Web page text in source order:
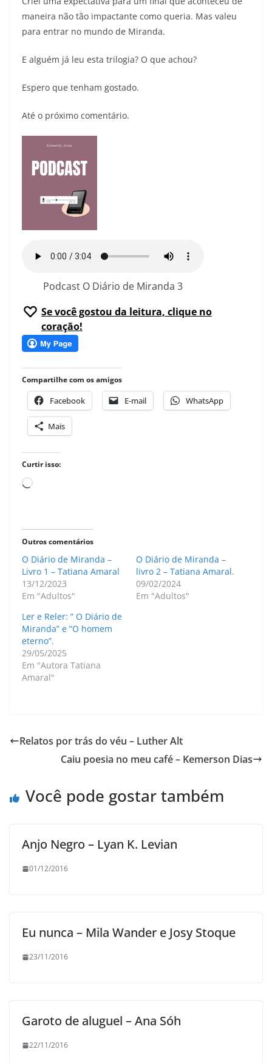
maneira não tão impactante como queria. Mas valeu
para entrar no mundo de Miranda.
E alguém já leu esta trilogia? O que achou?
Espero que tenham gostado.
Até o próximo comentário.
Podcast O Diário de Miranda 3
Se você gostou da leitura, clique no
coração!
Compartilhe com os amigos
Facebook E-mail WhatsApp
Mais
Curtir isso:
Carregando...
Outros comentários
O Diário de Miranda –
Livro 1 – Tatiana Amaral
13/12/2023
Em "Adultos"
O Diário de Miranda –
livro 2 – Tatiana Amaral.
09/02/2024
Em "Adultos"
Ler e Reler: ” O Diário de
Miranda” e “O homem
eterno”.
29/05/2025
Em "Autora Tatiana
Amaral"
Relatos por trás do véu – Luther Alt
Caiu poesia no meu café – Kemerson Dias
Você pode gostar também
Anjo Negro – Lyan K. Levian
01/12/2016
Eu nunca – Mila Wander e Josy Stoque
23/11/2016
Garoto de aluguel – Ana Sóh
22/11/2016